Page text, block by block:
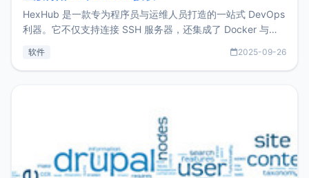
HexHub 是一款专为程序员与运维人员打造的一站式 DevOps
利器。它不仅支持连接 SSH 服务器，还集成了 Docker 与常
件间频繁切换，仅凭 HexHub 即可同时搞定运维与数据库操
软件 2025-09-26